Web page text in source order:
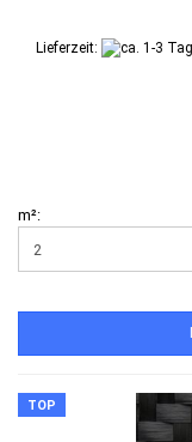
Lieferzeit:
m²:
TOP